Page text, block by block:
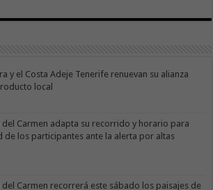
y el Costa Adeje Tenerife renuevan su alianza
local
del Carmen adapta su recorrido y horario para
de los participantes ante la alerta por altas
del Carmen recorrerá este sábado los paisajes de